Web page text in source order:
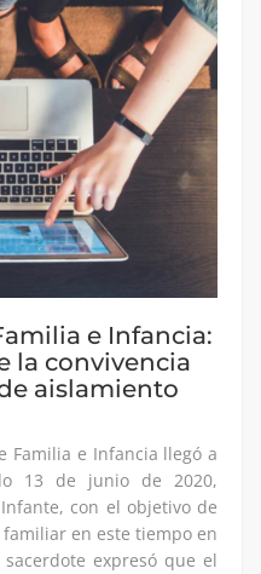
e Infancia:
la convivencia
aislamiento
Familia e Infancia llegó a
13 de junio de 2020,
con el objetivo de
en este tiempo en
expresó que el